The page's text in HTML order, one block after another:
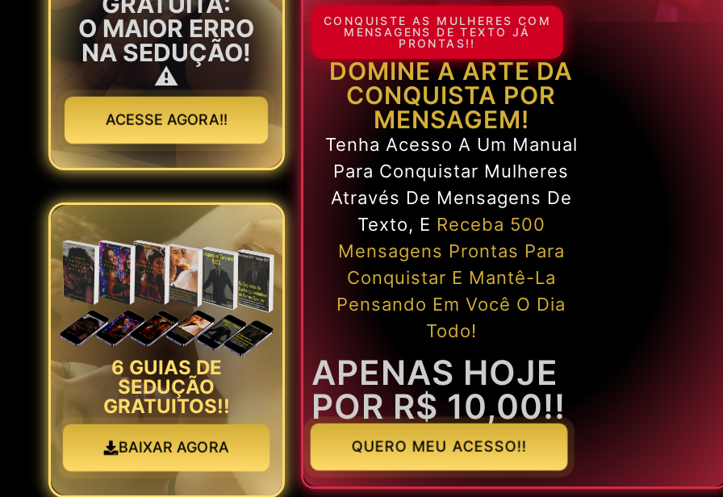
O MAIOR ERRO
NA SEDUÇÃO!
⚠️
ACESSE AGORA!!
6 GUIAS DE
SEDUÇÃO
GRATUITOS!!
BAIXAR AGORA
CONQUISTE AS MULHERES COM
MENSAGENS DE TEXTO JÁ
PRONTAS!!
DOMINE A ARTE DA
CONQUISTA POR
MENSAGEM!
Tenha Acesso A Um Manual
Para Conquistar Mulheres
Através De Mensagens De
Texto, E Receba 500
Mensagens Prontas Para
Conquistar E Mantê-La
Pensando Em Você O Dia
Todo!
APENAS HOJE
POR R$ 10,00!!
QUERO MEU ACESSO!!